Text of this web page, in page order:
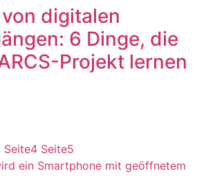
digitalen
6 Dinge, die
Projekt lernen
Seite4 Seite5